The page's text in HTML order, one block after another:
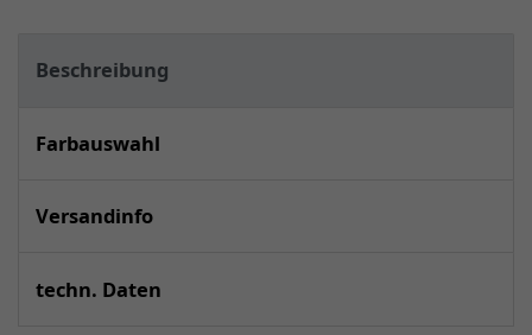
Beschreibung
Farbauswahl
Versandinfo
techn. Daten